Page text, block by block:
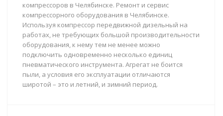
компрессоров в Челябинске. Ремонт и сервис
компрессорного оборудования в Челябинске.
Используя компрессор передвижной дизельный на
работах, не требующих большой производительности
оборудования, к нему тем не менее можно
подключить одновременно несколько единиц
пневматического инструмента. Агрегат не боится
пыли, а условия его эксплуатации отличаются
широтой – это и летний, и зимний период.